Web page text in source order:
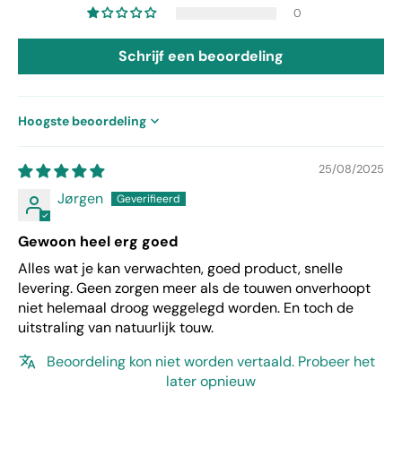
0
Schrijf een beoordeling
Sort by
25/08/2025
Jørgen
Gewoon heel erg goed
Alles wat je kan verwachten, goed product, snelle
levering. Geen zorgen meer als de touwen onverhoopt
niet helemaal droog weggelegd worden. En toch de
uitstraling van natuurlijk touw.
Beoordeling kon niet worden vertaald. Probeer het
later opnieuw